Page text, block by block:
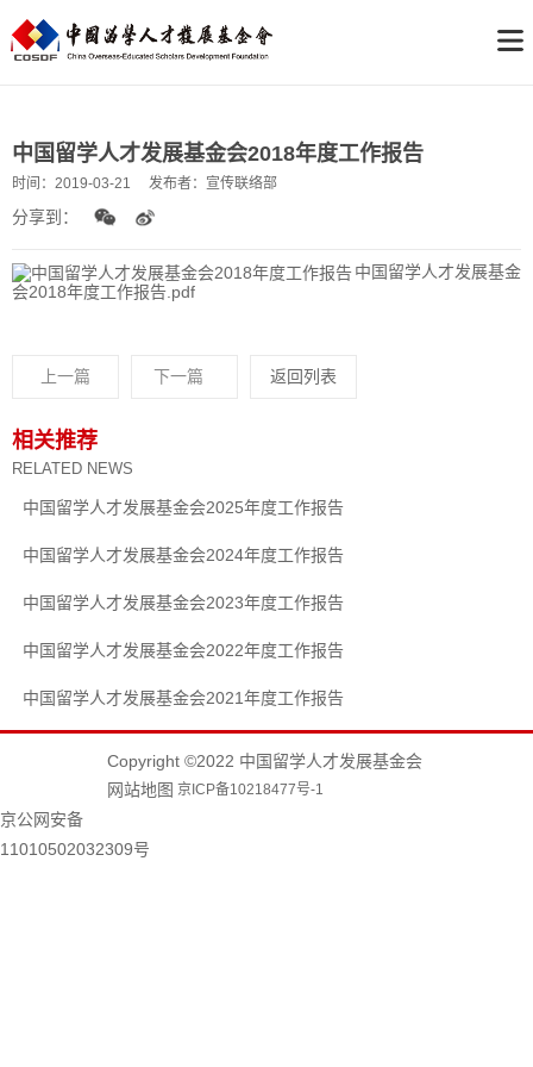
中国留学人才发展基金会2018年度工作报告
时间： 2019-03-21 发布者： 宣传联络部
分享到：
中国留学人才发展基金
会2018年度工作报告.pdf
上一篇 下一篇 返回列表
相关推荐
RELATED NEWS
中国留学人才发展基金会2025年度工作报告
中国留学人才发展基金会2024年度工作报告
中国留学人才发展基金会2023年度工作报告
中国留学人才发展基金会2022年度工作报告
中国留学人才发展基金会2021年度工作报告
Copyright ©2022 中国留学人才发展基金会
网站地图 京ICP备10218477号-1
京公网安备
11010502032309号